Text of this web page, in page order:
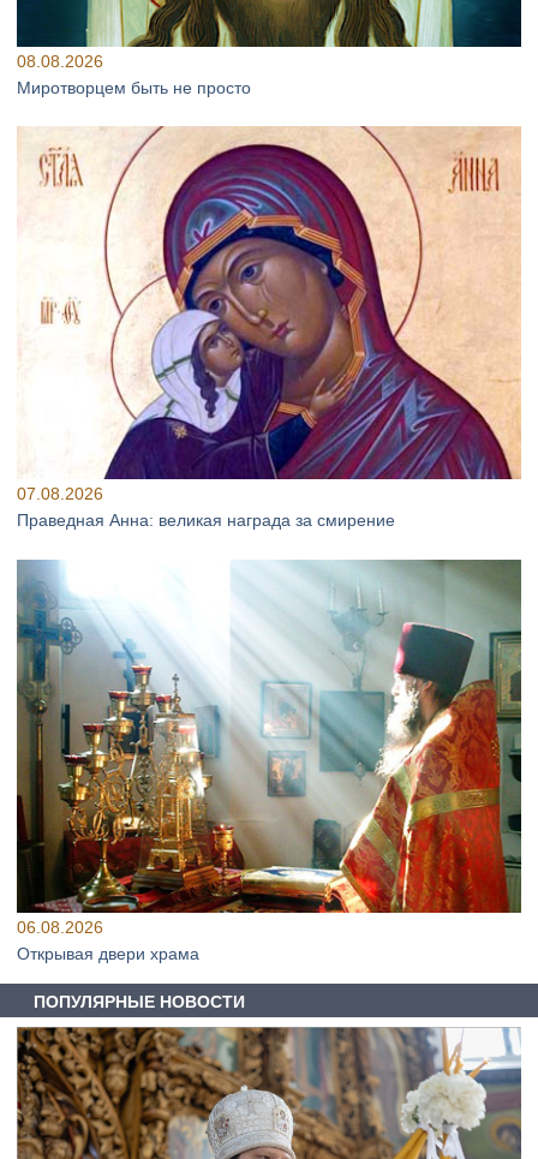
08.08.2026
Миротворцем быть не просто
07.08.2026
Праведная Анна: великая награда за смирение
06.08.2026
Открывая двери храма
ПОПУЛЯРНЫЕ НОВОСТИ